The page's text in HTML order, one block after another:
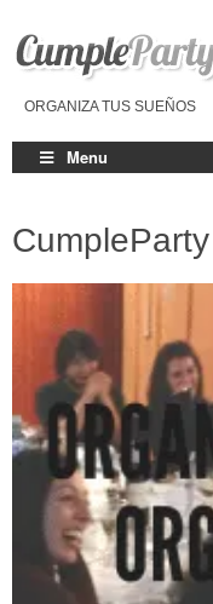
ORGANIZA TUS SUEÑOS
Menu